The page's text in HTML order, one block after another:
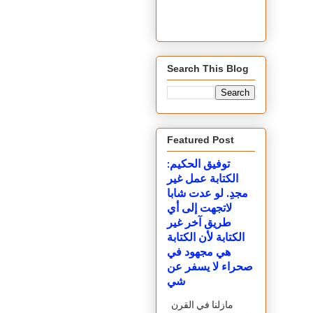
Search This Blog
Featured Post
توفيق الحكيم:
الكتابة عمل غير
مجدِ. لو عدت شابا
لاتجهت إلى أي
طريق آخر غير
الكتابة لأن الكتابة
هي مجهود في
صحراء لا يسفر عن
شي